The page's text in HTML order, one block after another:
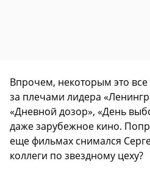
Впрочем, некоторым это
за плечами лидера
«Дневной дозор», «День
даже зарубежное кино.
еще фильмах снимался
коллеги по звездному цеху?